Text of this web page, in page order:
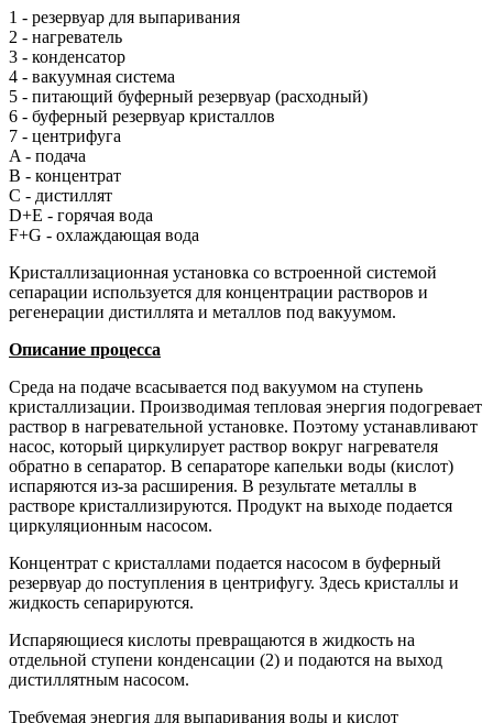
1 - резервуар для выпаривания
2 - нагреватель
3 - конденсатор
4 - вакуумная система
5 - питающий буферный резервуар (расходный)
6 - буферный резервуар кристаллов
7 - центрифуга
A - подача
B - концентрат
С - дистиллят
D+E - горячая вода
F+G - охлаждающая вода
Кристаллизационная установка со встроенной системой
сепарации используется для концентрации растворов и
регенерации дистиллята и металлов под вакуумом.
Описание процесса
Среда на подаче всасывается под вакуумом на ступень
кристаллизации. Производимая тепловая энергия подогревает
раствор в нагревательной установке. Поэтому устанавливают
насос, который циркулирует раствор вокруг нагревателя
обратно в сепаратор. В сепараторе капельки воды (кислот)
испаряются из-за расширения. В результате металлы в
растворе кристаллизируются. Продукт на выходе подается
циркуляционным насосом.
Концентрат с кристаллами подается насосом в буферный
резервуар до поступления в центрифугу. Здесь кристаллы и
жидкость сепарируются.
Испаряющиеся кислоты превращаются в жидкость на
отдельной ступени конденсации (2) и подаются на выход
дистиллятным насосом.
Требуемая энергия для выпаривания воды и кислот